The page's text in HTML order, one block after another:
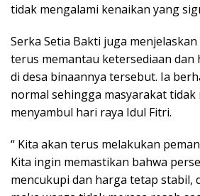
tidak mengalami kenaikan yang
Serka Setia Bakti juga
terus memantau ketersediaan
di desa binaannya tersebut. Ia
normal sehingga masyarakat tidak
menyambul hari raya Idul Fitri.
“ Kita akan terus melakukan
Kita ingin memastikan bahwa
mencukupi dan harga tetap stabil,